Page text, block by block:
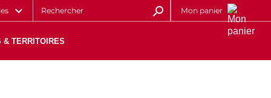
Mon panier
& TERRITOIRES